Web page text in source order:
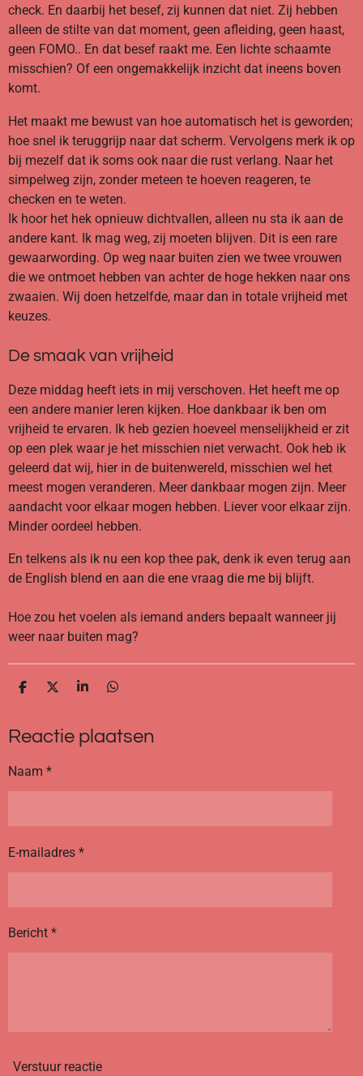
check. En daarbij het besef, zij kunnen dat niet. Zij hebben
alleen de stilte van dat moment, geen afleiding, geen haast,
geen FOMO.. En dat besef raakt me. Een lichte schaamte
misschien? Of een ongemakkelijk inzicht dat ineens boven
komt.
Het maakt me bewust van hoe automatisch het is geworden;
hoe snel ik teruggrijp naar dat scherm. Vervolgens merk ik op
bij mezelf dat ik soms ook naar die rust verlang. Naar het
simpelweg zijn, zonder meteen te hoeven reageren, te
checken en te weten.
Ik hoor het hek opnieuw dichtvallen, alleen nu sta ik aan de
andere kant. Ik mag weg, zij moeten blijven. Dit is een rare
gewaarwording. Op weg naar buiten zien we twee vrouwen
die we ontmoet hebben van achter de hoge hekken naar ons
zwaaien. Wij doen hetzelfde, maar dan in totale vrijheid met
keuzes.
De smaak van vrijheid
Deze middag heeft iets in mij verschoven. Het heeft me op
een andere manier leren kijken. Hoe dankbaar ik ben om
vrijheid te ervaren. Ik heb gezien hoeveel menselijkheid er zit
op een plek waar je het misschien niet verwacht. Ook heb ik
geleerd dat wij, hier in de buitenwereld, misschien wel het
meest mogen veranderen. Meer dankbaar mogen zijn. Meer
aandacht voor elkaar mogen hebben. Liever voor elkaar zijn.
Minder oordeel hebben.
En telkens als ik nu een kop thee pak, denk ik even terug aan
de English blend en aan die ene vraag die me bij blijft.
Hoe zou het voelen als iemand anders bepaalt wanneer jij
weer naar buiten mag?
D
e
n
D
l
S
r
e
D
e
n
Reactie plaatsen
Naam *
E-mailadres *
Bericht *
Verstuur reactie